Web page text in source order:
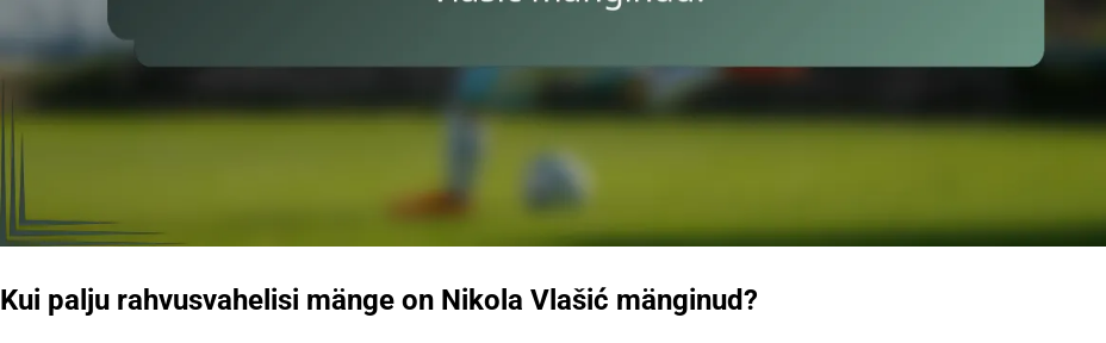
Kui palju rahvusvahelisi mänge on Nikola Vlašić mänginud?